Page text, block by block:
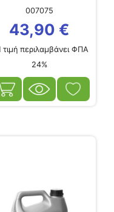
91VXL-50E (x2)
007075
43,90 €
περιλαμβάνει ΦΠΑ
24%